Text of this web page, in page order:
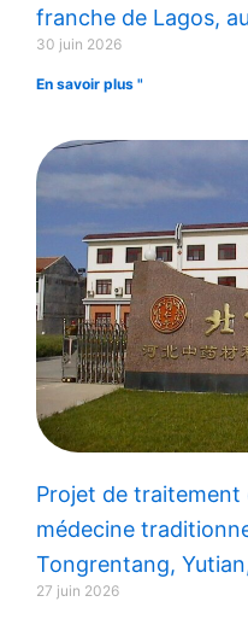
franche de Lagos,
30 juin 2026
En savoir plus "
Projet de traitement
médecine
Tongrentang,
27 juin 2026